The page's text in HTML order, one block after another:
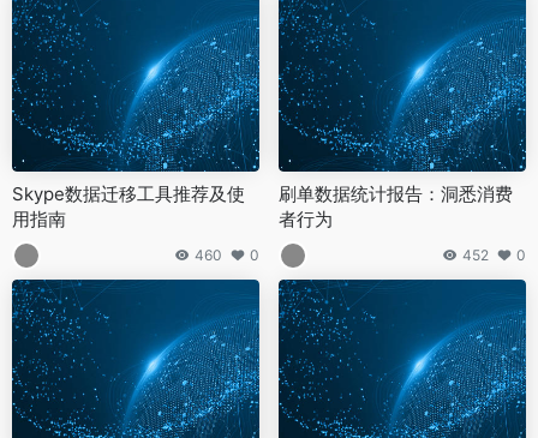
Skype数据迁移工具推荐及使
用指南
460 0
刷单数据统计报告：洞悉消费
者行为
452 0